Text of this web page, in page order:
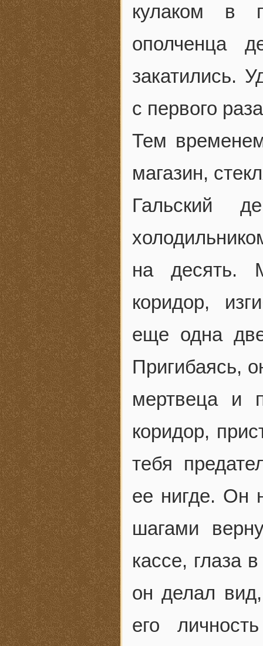
кулаком в
ополченца
закатились.
с первого
Тем
магазин,
Гальский
на десять.
коридор,
еще одна
Пригибаясь,
мертвеца и
коридор,
тебя
ее нигде. Он
шагами
кассе, глаза
он делал
его